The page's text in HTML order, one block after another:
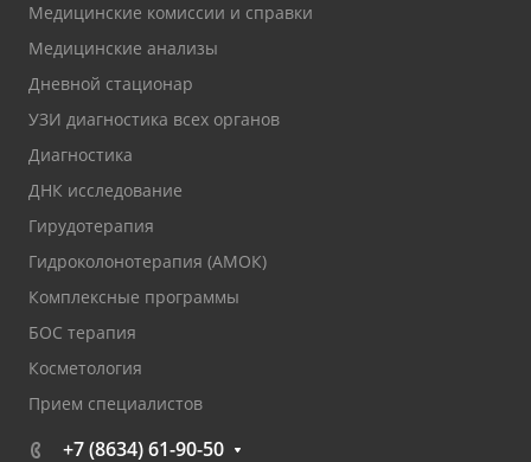
Медицинские комиссии и справки
Медицинские анализы
Дневной стационар
УЗИ диагностика всех органов
Диагностика
ДНК исследование
Гирудотерапия
Гидроколонотерапия (АМОК)
Комплексные программы
БОС терапия
Косметология
Прием специалистов
+7 (8634) 61-90-50